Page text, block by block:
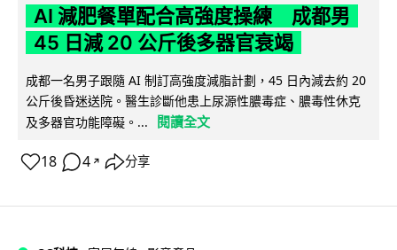
AI 減肥餐單配合高強度操練 成都男
45 日減 20 公斤後多器官衰竭
成都一名男子跟隨 AI 制訂高強度減脂計劃，45 日內減去約 20
公斤後昏迷送院。醫生診斷他患上尿源性膿毒症、膿毒性休克
及多器官功能障礙。...
閱讀全文
18 4 ↗ 分享